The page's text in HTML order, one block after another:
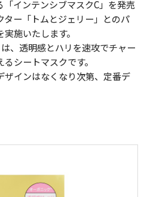
インテンシブマスクC」を発売
ター「トムとジェリー」とのパ
施いたします。
、透明感とハリを速攻でチャー
シートマスクです。
インはなくなり次第、定番デ